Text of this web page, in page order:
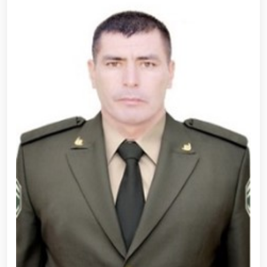
O‘zbekiston Milliy kino san'ati saroyida Milliy
gvardiya tizimidagi yoshlar bilan uchrashuv bo‘lib
o‘tdi. // Bayram kunlarida xavfsizlik toʻliq taʼminlandi
// Navroʻz shukuhi: otliq paradlar tashkil etildi //
“Navroʻzni ulugʻlash – insonni ulugʻlashdir!” shiori
ostida bayram sayli // Askarlar kasb-hunar
sertifikatlariga ega boʻldi // Qahramonlar xotirasi
yod etildi // Strandja turnirida Milliy gvardiya harbiy
xizmatchisi Navbahor Hamidova oltin medalni qoʻlga
kiritdi. // Iroda Ismoilova «Sodiq xizmatlari uchun»
medali bilan taqdirlandi. // O‘zbekiston Qurolli
Kuchlarida kibersport, dron va robot texnologiyalari
yo‘nalishlari rivojlantiriladi // Andijon viloyatida
Respublika ishchi guruhining yoshlar bilan uchrashuvi
tadbirlari doirasida muddatdi harbiy xizmatchilarga
sertifikatlar topshirildi. // Milliy gvardiya
qo‘mondoni, general-polkovnik B.Tashmatov
poytaxtimizdagi manzilli ishlari davomida yoshlar
bilan uchrashib, ular bilan ochiq muloqot o‘tkazdi. //
Farg‘ona viloyatida jinoyat sodir etishga moyil
shaxslar yashash manzillarida tezkor tadbirlar